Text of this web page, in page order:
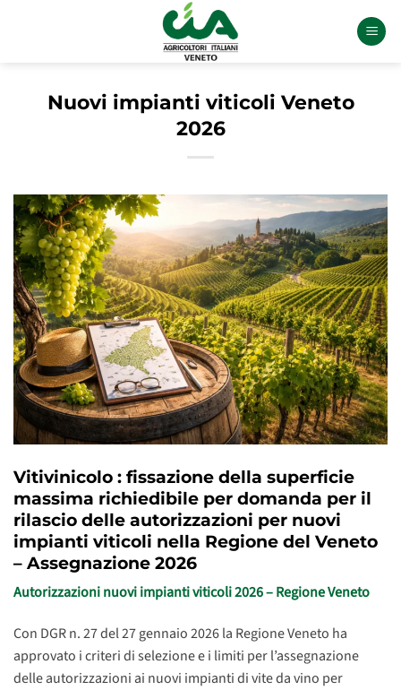
Nuovi impianti viticoli Veneto
2026
Vitivinicolo : fissazione della superficie
massima richiedibile per domanda per il
rilascio delle autorizzazioni per nuovi
impianti viticoli nella Regione del Veneto
– Assegnazione 2026
Autorizzazioni nuovi impianti viticoli 2026 – Regione Veneto
Con DGR n. 27 del 27 gennaio 2026 la Regione Veneto ha
approvato i criteri di selezione e i limiti per l’assegnazione
delle autorizzazioni ai nuovi impianti di vite da vino per